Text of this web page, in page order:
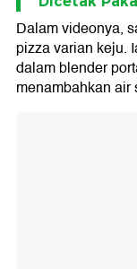
Dalam videonya,
pizza varian keju.
dalam blender
menambahkan air